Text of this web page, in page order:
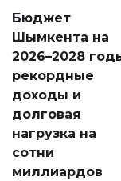
народу
Венесуэлы.
Бюджет
Шымкента на
2026–2028
рекордные
доходы и
долговая
нагрузка на
сотни
миллиардов